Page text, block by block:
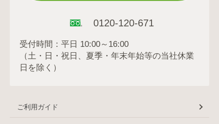
0120-120-671
受付時間：平日 10:00～16:00
（土・日・祝日、夏季・年末年始等の当社休業
日を除く）
ご利用ガイド